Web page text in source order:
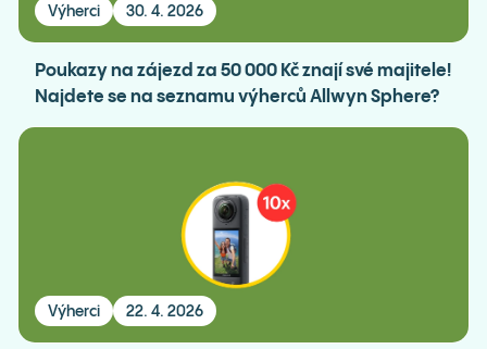
Výherci 30. 4. 2026
Poukazy na zájezd za 50 000 Kč znají své majitele!
Najdete se na seznamu výherců Allwyn Sphere?
Výherci 22. 4. 2026